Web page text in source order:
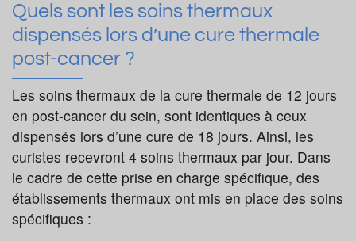
Quels sont les soins thermaux
dispensés lors d’une cure thermale
post-cancer ?
Les soins thermaux de la cure thermale de 12 jours
en post-cancer du sein, sont identiques à ceux
dispensés lors d’une cure de 18 jours. Ainsi, les
curistes recevront 4 soins thermaux par jour. Dans
le cadre de cette prise en charge spécifique, des
établissements thermaux ont mis en place des soins
spécifiques :